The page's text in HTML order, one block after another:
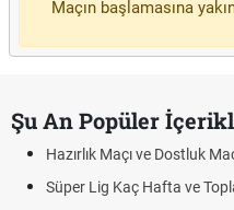
Maçın başlamasına
Şu An Popüler
Hazırlık Maçı ve Dostluk
Süper Lig Kaç Hafta ve